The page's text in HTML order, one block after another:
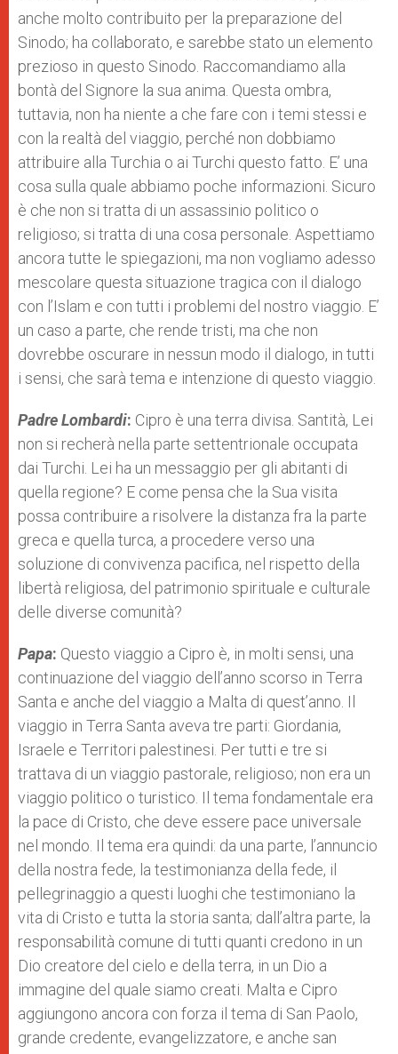
anche molto contribuito per la preparazione del
Sinodo; ha collaborato, e sarebbe stato un elemento
prezioso in questo Sinodo. Raccomandiamo alla
bontà del Signore la sua anima. Questa ombra,
tuttavia, non ha niente a che fare con i temi stessi e
con la realtà del viaggio, perché non dobbiamo
attribuire alla Turchia o ai Turchi questo fatto. E’ una
cosa sulla quale abbiamo poche informazioni. Sicuro
è che non si tratta di un assassinio politico o
religioso; si tratta di una cosa personale. Aspettiamo
ancora tutte le spiegazioni, ma non vogliamo adesso
mescolare questa situazione tragica con il dialogo
con l’Islam e con tutti i problemi del nostro viaggio. E’
un caso a parte, che rende tristi, ma che non
dovrebbe oscurare in nessun modo il dialogo, in tutti
i sensi, che sarà tema e intenzione di questo viaggio.
Padre Lombardi: Cipro è una terra divisa. Santità, Lei
non si recherà nella parte settentrionale occupata
dai Turchi. Lei ha un messaggio per gli abitanti di
quella regione? E come pensa che la Sua visita
possa contribuire a risolvere la distanza fra la parte
greca e quella turca, a procedere verso una
soluzione di convivenza pacifica, nel rispetto della
libertà religiosa, del patrimonio spirituale e culturale
delle diverse comunità?
Papa: Questo viaggio a Cipro è, in molti sensi, una
continuazione del viaggio dell’anno scorso in Terra
Santa e anche del viaggio a Malta di quest’anno. Il
viaggio in Terra Santa aveva tre parti: Giordania,
Israele e Territori palestinesi. Per tutti e tre si
trattava di un viaggio pastorale, religioso; non era un
viaggio politico o turistico. Il tema fondamentale era
la pace di Cristo, che deve essere pace universale
nel mondo. Il tema era quindi: da una parte, l’annuncio
della nostra fede, la testimonianza della fede, il
pellegrinaggio a questi luoghi che testimoniano la
vita di Cristo e tutta la storia santa; dall’altra parte, la
responsabilità comune di tutti quanti credono in un
Dio creatore del cielo e della terra, in un Dio a
immagine del quale siamo creati. Malta e Cipro
aggiungono ancora con forza il tema di San Paolo,
grande credente, evangelizzatore, e anche san